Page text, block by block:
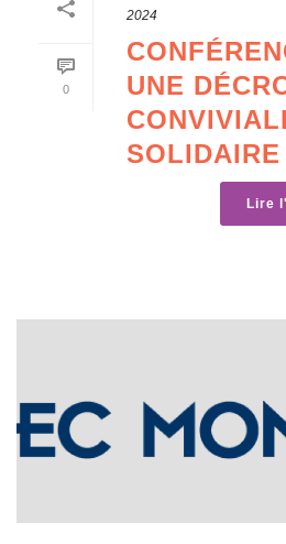
0
2024
UNE
SOLIDAIRE
Lire